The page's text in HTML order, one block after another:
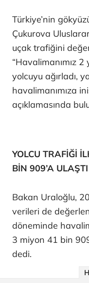
Türkiye’nin
Çukurova
uçak trafiğini
“Havalimanımız
yolcuyu ağırladı,
havalimanımıza
açıklamasında
YOLCU TRAFİĞİ
BİN 909’A ULAŞTI
Bakan Uraloğlu,
verileri de
döneminde
3 miyon 41 bin
dedi.